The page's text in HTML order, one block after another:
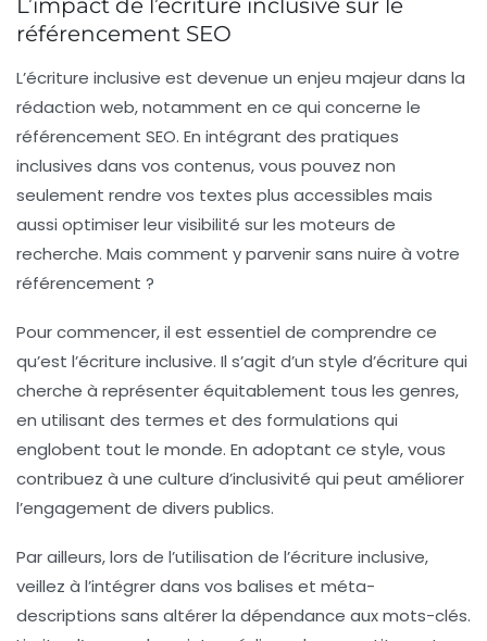
L’impact de l’écriture inclusive sur le
référencement SEO
L’écriture inclusive est devenue un enjeu majeur dans la
rédaction web, notamment en ce qui concerne le
référencement SEO. En intégrant des pratiques
inclusives dans vos contenus, vous pouvez non
seulement rendre vos textes plus accessibles mais
aussi optimiser leur visibilité sur les moteurs de
recherche. Mais comment y parvenir sans nuire à votre
référencement ?
Pour commencer, il est essentiel de comprendre ce
qu’est l’écriture inclusive. Il s’agit d’un style d’écriture qui
cherche à représenter équitablement tous les genres,
en utilisant des termes et des formulations qui
englobent tout le monde. En adoptant ce style, vous
contribuez à une culture d’inclusivité qui peut améliorer
l’engagement de divers publics.
Par ailleurs, lors de l’utilisation de l’écriture inclusive,
veillez à l’intégrer dans vos balises et méta-
descriptions sans altérer la dépendance aux mots-clés.